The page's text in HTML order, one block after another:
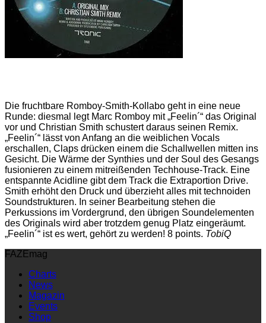
Die fruchtbare Romboy-Smith-Kollabo geht in eine neue
Runde: diesmal legt Marc Romboy mit „Feelin´“ das Original
vor und Christian Smith schustert daraus seinen Remix.
„Feelin´“ lässt von Anfang an die weiblichen Vocals
erschallen, Claps drücken einem die Schallwellen mitten ins
Gesicht. Die Wärme der Synthies und der Soul des Gesangs
fusionieren zu einem mitreißenden Techhouse-Track. Eine
entspannte Acidline gibt dem Track die Extraportion Drive.
Smith erhöht den Druck und überzieht alles mit technoiden
Soundstrukturen. In seiner Bearbeitung stehen die
Perkussions im Vordergrund, den übrigen Soundelementen
des Originals wird aber trotzdem genug Platz eingeräumt.
„Feelin´“ ist es wert, gehört zu werden! 8 points. TobiQ
FAZEmag
Charts
News
Magazin
Events
Shop